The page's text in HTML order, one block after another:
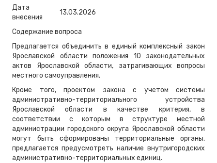
Дата
внесения
13.03.2026
Содержание вопроса
Предлагается объединить в единый комплексный закон
Ярославской области положения 10 законодательных
актов Ярославской области, затрагивающих вопросы
местного самоуправления.
Кроме того, проектом закона с учетом системы
административно-территориального устройства
Ярославской области в качестве критерия, в
соответствии с которым в структуре местной
администрации городского округа Ярославской области
могут быть сформированы территориальные органы,
предлагается предусмотреть наличие внутригородских
административно-территориальных единиц.